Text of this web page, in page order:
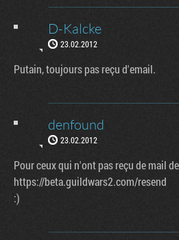
D-Kalcke
23.02.2012
Putain, toujours pas reçu d'email.
denfound
23.02.2012
Pour ceux qui n'ont pas reçu de mail
https://beta.guildwars2.com/resend
:)